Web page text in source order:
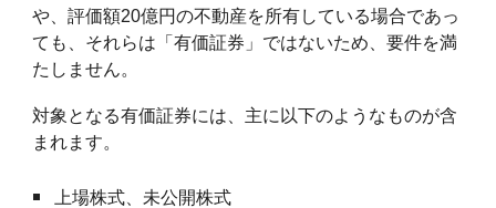
や、評価額20億円の不動産を所有している場合であっ
ても、それらは「有価証券」ではないため、要件を満
たしません。
対象となる有価証券には、主に以下のようなものが含
まれます。
上場株式、未公開株式